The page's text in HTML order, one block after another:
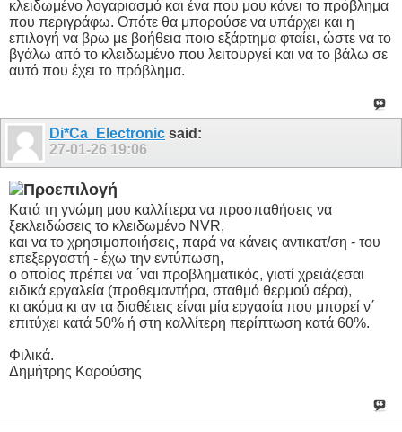
κλειδωμένο λογαριασμό και ένα που μου κάνει το πρόβλημα
που περιγράφω. Οπότε θα μπορούσε να υπάρχει και η
επιλογή να βρω με βοήθεια ποιο εξάρτημα φταίει, ώστε να το
βγάλω από το κλειδωμένο που λειτουργεί και να το βάλω σε
αυτό που έχει το πρόβλημα.
Di*Ca_Electronic said:
27-01-26 19:06
Κατά τη γνώμη μου καλλίτερα να προσπαθήσεις να
ξεκλειδώσεις το κλειδωμένο NVR,
και να το χρησιμοποιήσεις, παρά να κάνεις αντικατ/ση - του
επεξεργαστή - έχω την εντύπωση,
ο οποίος πρέπει να ΄ναι προβληματικός, γιατί χρειάζεσαι
ειδικά εργαλεία (προθεμαντήρα, σταθμό θερμού αέρα),
κι ακόμα κι αν τα διαθέτεις είναι μία εργασία που μπορεί ν΄
επιτύχει κατά 50% ή στη καλλίτερη περίπτωση κατά 60%.
Φιλικά.
Δημήτρης Καρούσης